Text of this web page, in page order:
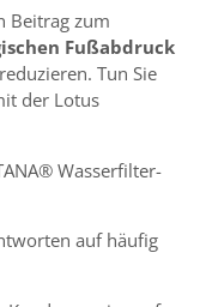
Beitrag zum
Fußabdruck
Tun Sie
der Lotus
Wasserfilter-
auf häufig